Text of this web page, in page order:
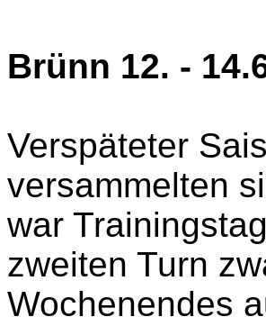
Brünn 12. -
Verspäteter
versammelten
war
zweiten Turn
Wochenendes